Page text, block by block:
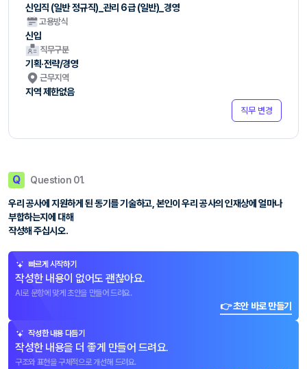
신입직 (일반 정규직)_관리 6급 (일반)_경영
고용방식
신입
직무구분
기획·전략/경영
근무지역
지역 제한없음
직무 변경
Q Question 01.
우리 공사에 지원하게 된 동기를 기술하고, 본인이 우리 공사의 인재상에 얼마나
부합하는지에 대해
작성해 주십시오.
빠르게 시작하기
작성한 내용이 없어도 괜찮아요.
AI로 문항에 맞게 초안을 만들어 드려요.
👉 초안 바로 만들기
작성한 내용 다듬기
작성한 내용을 더 좋게 만들어 드려요.
구조와 표현을 구체적으로 개선해 드려요.